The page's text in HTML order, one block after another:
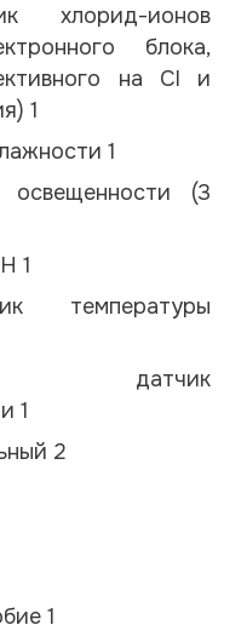
хлорид-ионов
блока,
на Cl и
1
1
(3
1
температуры
датчик
1
2
1